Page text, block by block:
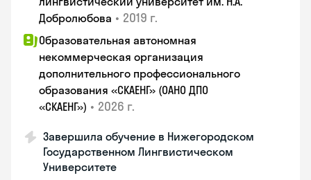
Добролюбова • 2019 г.
Образовательная автономная
некоммерческая организация
дополнительного профессионального
образования «СКАЕНГ» (ОАНО ДПО
«СКАЕНГ») • 2026 г.
Завершила обучение в Нижегородском
Государственном Лингвистическом
Университете